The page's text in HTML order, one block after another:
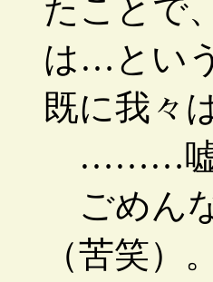
たことで
は…とい
既に我々
………嘘
ごめん
（苦笑）。